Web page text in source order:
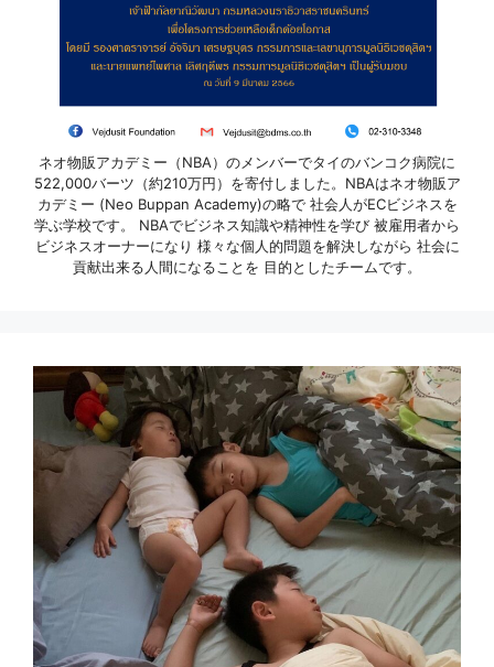
ネオ物販アカデミー（NBA）のメンバーでタイのバンコク病院に
522,000バーツ（約210万円）を寄付しました。NBAはネオ物販ア
カデミー (Neo Buppan Academy)の略で 社会人がECビジネスを
学ぶ学校です。 NBAでビジネス知識や精神性を学び 被雇用者から
ビジネスオーナーになり 様々な個人的問題を解決しながら 社会に
貢献出来る人間になることを 目的としたチームです。